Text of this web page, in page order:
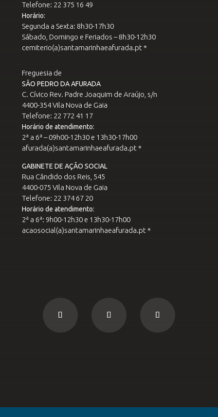
Telefone: 22 375 16 49
Horário:
Segunda a Sexta: 8h30-17h30
Sábado, Domingo e Feriados – 8h30-12h30
cemiterio(a)santamarinhaeafurada.pt *
Freguesia de
SÃO PEDRO DA AFURADA
C. Cívico Rev. Padre Joaquim de Araújo, s/n
4400-354 Vila Nova de Gaia
Telefone: 22 772 41 17
Horário de atendimento:
2ª a 6ª – 09h00-12h30 e 13h30-17h00
afurada(a)santamarinhaeafurada.pt *
GABINETE DE AÇÃO SOCIAL
Rua Cândido dos Reis, 545
4400-075 Vila Nova de Gaia
Telefone: 22 374 67 20
Horário de atendimento:
2ª a 6ª: 9h00-12h30 e 13h30-17h00
acaosocial(a)santamarinhaeafurada.pt *